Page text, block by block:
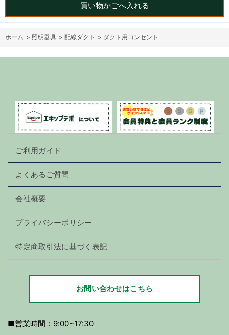
買い物かごへ入れる
ホーム > 照明器具 > 配線ダクト > ダクト用コンセント
ご利用ガイド
よくあるご質問
会社概要
プライバシーポリシー
特定商取引法に基づく表記
お問い合わせはこちら
■営業時間：9:00~17:30